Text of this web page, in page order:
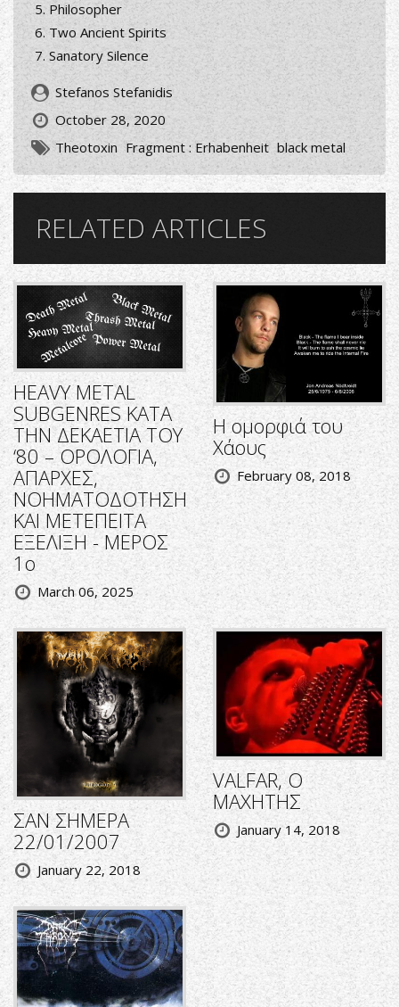
Philosopher
Two Ancient Spirits
Sanatory Silence
Stefanos Stefanidis
October 28, 2020
Theotoxin Fragment : Erhabenheit black metal
RELATED ARTICLES
HEAVY METAL
SUBGENRES ΚΑΤΑ
ΤΗΝ ΔΕΚΑΕΤΙΑ ΤΟΥ
‘80 – ΟΡΟΛΟΓΙΑ,
ΑΠΑΡΧΕΣ,
ΝΟΗΜΑΤΟΔΟΤΗΣΗ
ΚΑΙ ΜΕΤΕΠΕΙΤΑ
ΕΞΕΛΙΞΗ - ΜΕΡΟΣ
1ο
March 06, 2025
Η ομορφιά του
Χάους
February 08, 2018
ΣΑΝ ΣΗΜΕΡΑ
22/01/2007
January 22, 2018
VALFAR, Ο
ΜΑΧΗΤΗΣ
January 14, 2018